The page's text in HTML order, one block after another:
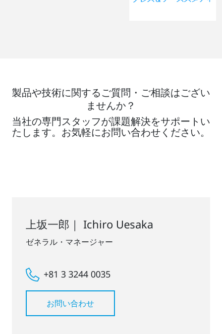
製品や技術に関するご質問・ご相談はござい
ませんか？
当社の専門スタッフが課題解決をサポートい
たします。お気軽にお問い合わせください。
上坂一郎｜ Ichiro Uesaka
ゼネラル・マネージャー
+81 3 3244 0035
お問い合わせ